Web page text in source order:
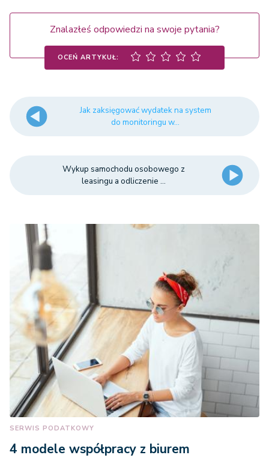
Znalazłeś odpowiedzi na swoje pytania?
OCEŃ ARTYKUŁ:
Jak zaksięgować wydatek na system
do monitoringu w...
Wykup samochodu osobowego z
leasingu a odliczenie ...
SERWIS PODATKOWY
4 modele współpracy z biurem